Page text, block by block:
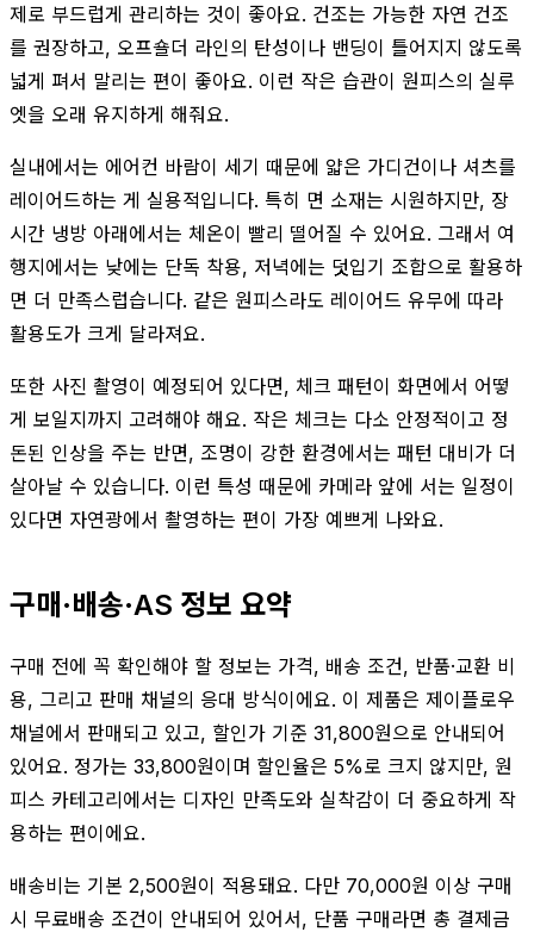
제로 부드럽게 관리하는 것이 좋아요. 건조는 가능한 자연 건조
를 권장하고, 오프숄더 라인의 탄성이나 밴딩이 틀어지지 않도록
넓게 펴서 말리는 편이 좋아요. 이런 작은 습관이 원피스의 실루
엣을 오래 유지하게 해줘요.
실내에서는 에어컨 바람이 세기 때문에 얇은 가디건이나 셔츠를
레이어드하는 게 실용적입니다. 특히 면 소재는 시원하지만, 장
시간 냉방 아래에서는 체온이 빨리 떨어질 수 있어요. 그래서 여
행지에서는 낮에는 단독 착용, 저녁에는 덧입기 조합으로 활용하
면 더 만족스럽습니다. 같은 원피스라도 레이어드 유무에 따라
활용도가 크게 달라져요.
또한 사진 촬영이 예정되어 있다면, 체크 패턴이 화면에서 어떻
게 보일지까지 고려해야 해요. 작은 체크는 다소 안정적이고 정
돈된 인상을 주는 반면, 조명이 강한 환경에서는 패턴 대비가 더
살아날 수 있습니다. 이런 특성 때문에 카메라 앞에 서는 일정이
있다면 자연광에서 촬영하는 편이 가장 예쁘게 나와요.
구매·배송·AS 정보 요약
구매 전에 꼭 확인해야 할 정보는 가격, 배송 조건, 반품·교환 비
용, 그리고 판매 채널의 응대 방식이에요. 이 제품은 제이플로우
채널에서 판매되고 있고, 할인가 기준 31,800원으로 안내되어
있어요. 정가는 33,800원이며 할인율은 5%로 크지 않지만, 원
피스 카테고리에서는 디자인 만족도와 실착감이 더 중요하게 작
용하는 편이에요.
배송비는 기본 2,500원이 적용돼요. 다만 70,000원 이상 구매
시 무료배송 조건이 안내되어 있어서, 단품 구매라면 총 결제금